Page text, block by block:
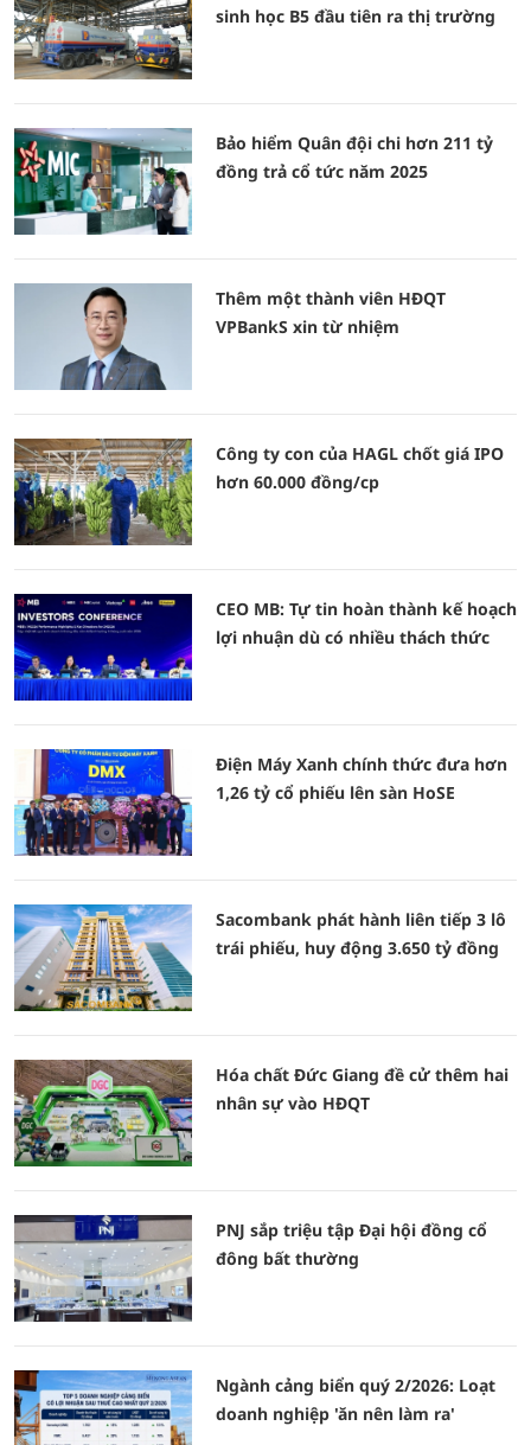
sinh học B5 đầu tiên ra thị trường
Bảo hiểm Quân đội chi hơn 211 tỷ
đồng trả cổ tức năm 2025
Thêm một thành viên HĐQT
VPBankS xin từ nhiệm
Công ty con của HAGL chốt giá IPO
hơn 60.000 đồng/cp
CEO MB: Tự tin hoàn thành kế hoạch
lợi nhuận dù có nhiều thách thức
Điện Máy Xanh chính thức đưa hơn
1,26 tỷ cổ phiếu lên sàn HoSE
Sacombank phát hành liên tiếp 3 lô
trái phiếu, huy động 3.650 tỷ đồng
Hóa chất Đức Giang đề cử thêm hai
nhân sự vào HĐQT
PNJ sắp triệu tập Đại hội đồng cổ
đông bất thường
Ngành cảng biển quý 2/2026: Loạt
doanh nghiệp 'ăn nên làm ra'